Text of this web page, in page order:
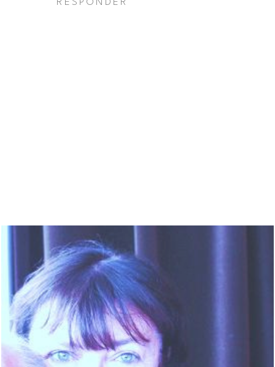
RESPONDER